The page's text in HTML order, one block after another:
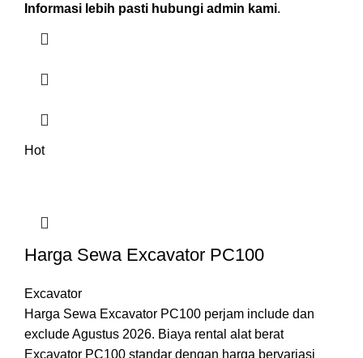
Informasi lebih pasti hubungi admin kami.
Hot
Harga Sewa Excavator PC100
Excavator
Harga Sewa Excavator PC100 perjam include dan
exclude Agustus 2026. Biaya rental alat berat
Excavator PC100 standar dengan harga bervariasi